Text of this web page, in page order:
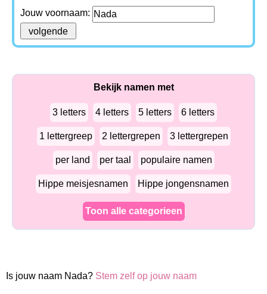
Jouw voornaam:
Bekijk namen met
3 letters 4 letters 5 letters 6 letters
1 lettergreep 2 lettergrepen 3 lettergrepen
per land per taal populaire namen
Hippe meisjesnamen Hippe jongensnamen
Toon alle categorieen
Is jouw naam Nada? Stem zelf op jouw naam